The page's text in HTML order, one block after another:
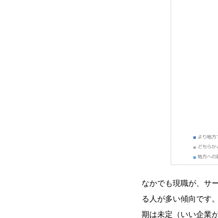
なかでも現職が、サ
る人が多い傾向です
期は未定（いい企業